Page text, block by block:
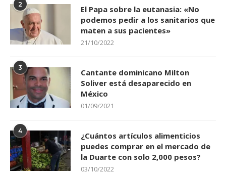
2
El Papa sobre la eutanasia: «No
podemos pedir a los sanitarios que
maten a sus pacientes»
21/10/2022
3
Cantante dominicano Milton
Soliver está desaparecido en
México
01/09/2021
4
¿Cuántos artículos alimenticios
puedes comprar en el mercado de
la Duarte con solo 2,000 pesos?
03/10/2022